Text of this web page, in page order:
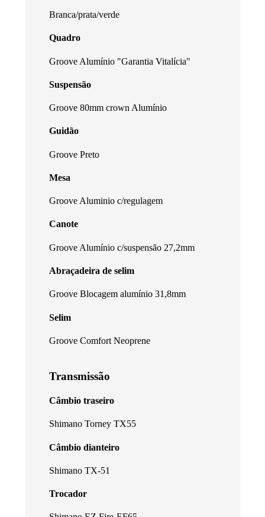
Branca/prata/verde
Quadro
Groove Alumínio "Garantia Vitalícia"
Suspensão
Groove 80mm crown Alumínio
Guidão
Groove Preto
Mesa
Groove Aluminio c/regulagem
Canote
Groove Alumínio c/suspensão 27,2mm
Abraçadeira de selim
Groove Blocagem alumínio 31,8mm
Selim
Groove Comfort Neoprene
Transmissão
Câmbio traseiro
Shimano Torney TX55
Câmbio dianteiro
Shimano TX-51
Trocador